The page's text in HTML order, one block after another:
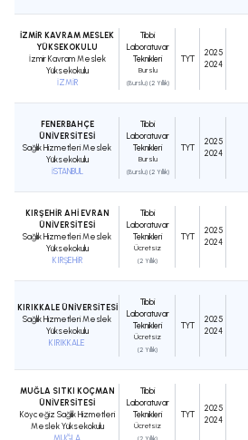
İZMİR KAVRAM MESLEK
YÜKSEKOKULU
İzmir Kavram Meslek
Yüksekokulu
İZMİR
Tıbbi
Laboratuvar
Teknikleri
Burslu
(Burslu) (2 Yıllık)
TYT
2025
2024
FENERBAHÇE
ÜNİVERSİTESİ
Sağlık Hizmetleri Meslek
Yüksekokulu
İSTANBUL
Tıbbi
Laboratuvar
Teknikleri
Burslu
(Burslu) (2 Yıllık)
TYT
2025
2024
KIRŞEHİR AHİ EVRAN
ÜNİVERSİTESİ
Sağlık Hizmetleri Meslek
Yüksekokulu
KIRŞEHİR
Tıbbi
Laboratuvar
Teknikleri
Ücretsiz
(2 Yıllık)
TYT
2025
2024
KIRIKKALE ÜNİVERSİTESİ
Sağlık Hizmetleri Meslek
Yüksekokulu
KIRIKKALE
Tıbbi
Laboratuvar
Teknikleri
Ücretsiz
(2 Yıllık)
TYT
2025
2024
MUĞLA SITKI KOÇMAN
ÜNİVERSİTESİ
Köyceğiz Sağlık Hizmetleri
Meslek Yüksekokulu
MUĞLA
Tıbbi
Laboratuvar
Teknikleri
Ücretsiz
TYT
2025
2024